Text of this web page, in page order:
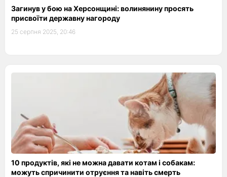
Загинув у бою на Херсонщині: волинянину просять
присвоїти державну нагороду
25 серпня 2025, 20:46
10 продуктів, які не можна давати котам і собакам:
можуть спричинити отруєння та навіть смерть